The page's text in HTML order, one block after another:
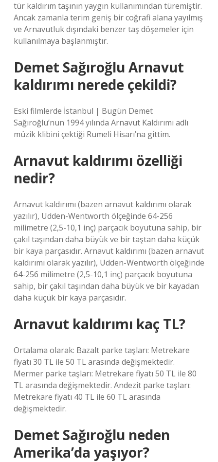
tür kaldırım taşının yaygın kullanımından türemiştir.
Ancak zamanla terim geniş bir coğrafi alana yayılmış
ve Arnavutluk dışındaki benzer taş döşemeler için
kullanılmaya başlanmıştır.
Demet Sağıroğlu Arnavut
kaldırımı nerede çekildi?
Eski filmlerde İstanbul | Bugün Demet
Sağıroğlu’nun 1994 yılında Arnavut Kaldırımı adlı
müzik klibini çektiği Rumeli Hisarı’na gittim.
Arnavut kaldırımı özelliği
nedir?
Arnavut kaldırımı (bazen arnavut kaldırımı olarak
yazılır), Udden-Wentworth ölçeğinde 64-256
milimetre (2,5-10,1 inç) parçacık boyutuna sahip, bir
çakıl taşından daha büyük ve bir taştan daha küçük
bir kaya parçasıdır. Arnavut kaldırımı (bazen arnavut
kaldırımı olarak yazılır), Udden-Wentworth ölçeğinde
64-256 milimetre (2,5-10,1 inç) parçacık boyutuna
sahip, bir çakıl taşından daha büyük ve bir kayadan
daha küçük bir kaya parçasıdır.
Arnavut kaldırımı kaç TL?
Ortalama olarak: Bazalt parke taşları: Metrekare
fiyatı 30 TL ile 50 TL arasında değişmektedir.
Mermer parke taşları: Metrekare fiyatı 50 TL ile 80
TL arasında değişmektedir. Andezit parke taşları:
Metrekare fiyatı 40 TL ile 60 TL arasında
değişmektedir.
Demet Sağıroğlu neden
Amerika’da yaşıyor?